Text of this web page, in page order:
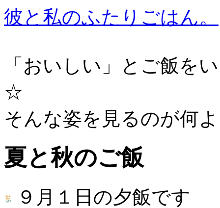
彼と私のふたりごはん。
「おいしい」とご飯を
☆
そんな姿を見るのが何
夏と秋のご飯
９月１日の夕飯です